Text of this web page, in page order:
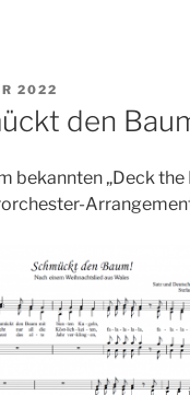
2022
den
bekannten „Deck